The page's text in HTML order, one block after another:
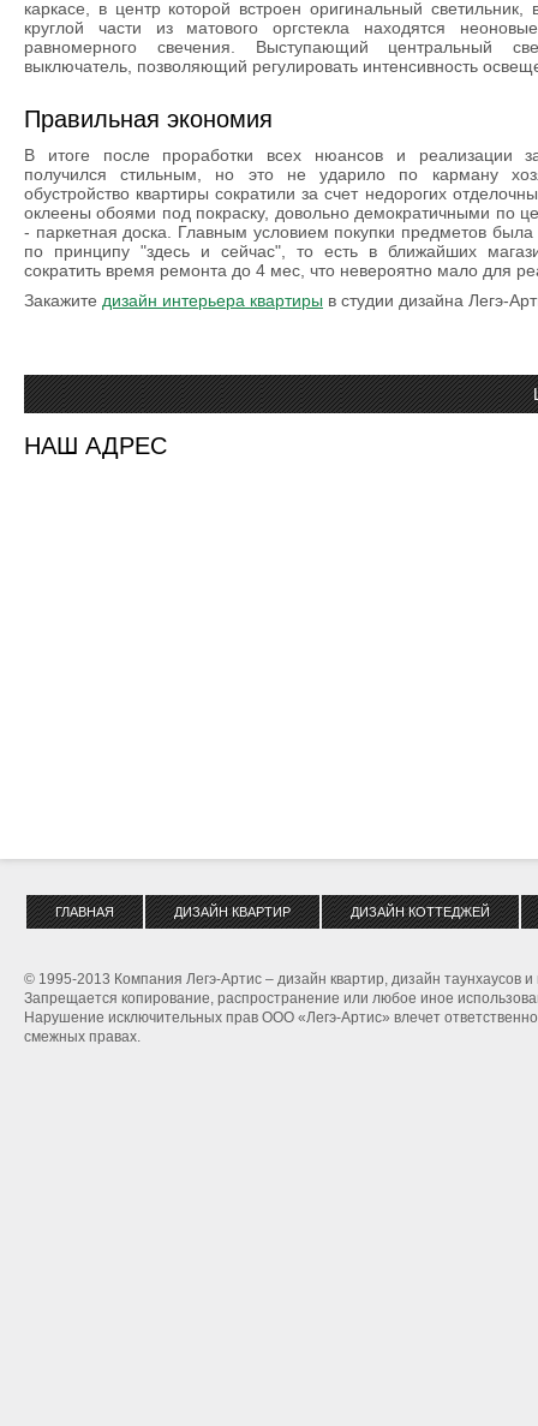
каркасе, в центр которой встроен оригинальный
круглой части из матового оргстекла находятся
равномерного свечения. Выступающий центральный
выключатель, позволяющий регулировать интенсивность
Правильная экономия
В итоге после проработки всех нюансов и реализации
получился стильным, но это не ударило по карману
обустройство квартиры сократили за счет недорогих
оклеены обоями под покраску, довольно демократичными по
- паркетная доска. Главным условием покупки предметов
по принципу "здесь и сейчас", то есть в ближайших
сократить время ремонта до 4 мес, что невероятно мало для
Закажите дизайн интерьера квартиры в студии дизайна Легэ-
НАШ АДРЕС
ГЛАВНАЯ ДИЗАЙН КВАРТИР ДИЗАЙН КОТТЕДЖЕЙ
© 1995-2013 Компания Легэ-Артис – дизайн квартир, дизайн таунхаусов и
Запрещается копирование, распространение или любое иное
Нарушение исключительных прав ООО «Легэ-Артис» влечет
смежных правах.